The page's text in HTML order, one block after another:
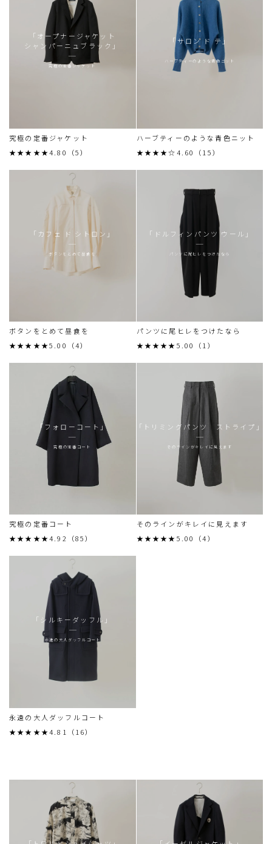
「オープナージャケット
シャンパーニュブラック」
究極の定番ジャケット
究極の定番ジャケット
★★★★★4.80（5）
「サロン ド テ」
ハーブティーのような青色ニット
ハーブティーのような青色ニット
★★★★☆4.60（15）
「カフェ ド シトロン」
ボタンをとめて昼食を
ボタンをとめて昼食を
★★★★★5.00（4）
「ドルフィンパンツ ウール」
パンツに尾ヒレをつけたなら
パンツに尾ヒレをつけたなら
★★★★★5.00（1）
「フォローコート」
究極の定番コート
究極の定番コート
★★★★★4.92（85）
「トリミングパンツ ストライプ」
そのラインがキレイに見えます
そのラインがキレイに見えます
★★★★★5.00（4）
「シルキーダッフル」
永遠の大人ダッフルコート
永遠の大人ダッフルコート
★★★★★4.81（16）